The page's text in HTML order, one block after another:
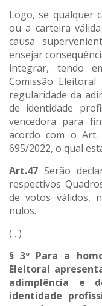
Logo, se qualquer
ou a carteira
causa
ensejar
integrar, tendo
Comissão
regularidade da
de identidade
vencedora para
acordo com o Art.
695/2022, o qual
Art.47 Serão
respectivos
de votos válidos,
nulos.
(…)
§ 3º Para a
Eleitoral
adimplência e
identidade